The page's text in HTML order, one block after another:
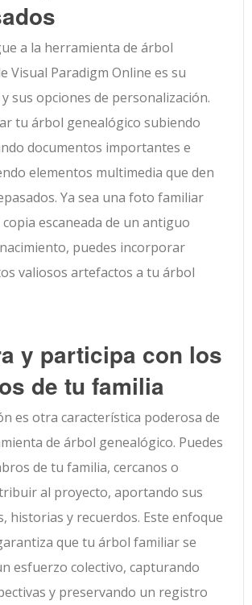
a la herramienta de árbol
Visual Paradigm Online es su
sus opciones de personalización.
tu árbol genealógico subiendo
documentos importantes e
elementos multimedia que den
Ya sea una foto familiar
escaneada de un antiguo
puedes incorporar
valiosos artefactos a tu árbol
y participa con los
de tu familia
es otra característica poderosa de
de árbol genealógico. Puedes
de tu familia, cercanos o
al proyecto, aportando sus
historias y recuerdos. Este enfoque
que tu árbol familiar se
esfuerzo colectivo, capturando
y preservando un registro